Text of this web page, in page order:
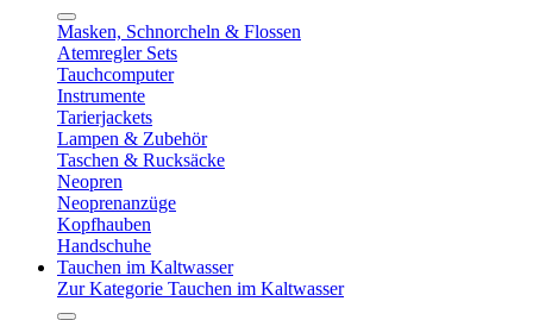
Masken, Schnorcheln & Flossen
Atemregler Sets
Tauchcomputer
Instrumente
Tarierjackets
Lampen & Zubehör
Taschen & Rucksäcke
Neopren
Neoprenanzüge
Kopfhauben
Handschuhe
Tauchen im Kaltwasser
Zur Kategorie Tauchen im Kaltwasser